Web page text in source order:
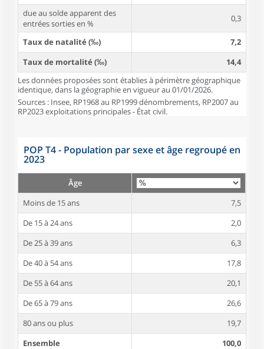
due au solde apparent des
entrées sorties en %
0,3
Taux de natalité (‰)
7,2
Taux de mortalité (‰)
14,4
Les données proposées sont établies à périmètre géographique
identique, dans la géographie en vigueur au 01/01/2026.
Sources : Insee, RP1968 au RP1999 dénombrements, RP2007 au
RP2023 exploitations principales - État civil.
POP T4 - Population par sexe et âge regroupé en
2023
Âge
Moins de 15 ans
7,5
De 15 à 24 ans
2,0
De 25 à 39 ans
6,3
De 40 à 54 ans
17,8
De 55 à 64 ans
20,1
De 65 à 79 ans
26,6
80 ans ou plus
19,7
Ensemble
100,0